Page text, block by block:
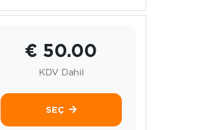
€ 50.00
KDV Dahil
SEÇ